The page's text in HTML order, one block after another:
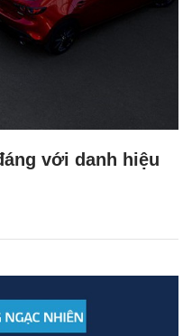
với danh hiệu